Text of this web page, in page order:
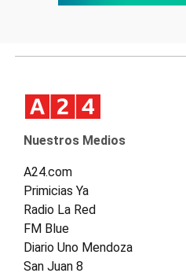
Nuestros Medios
A24.com
Primicias Ya
Radio La Red
FM Blue
Diario Uno Mendoza
San Juan 8